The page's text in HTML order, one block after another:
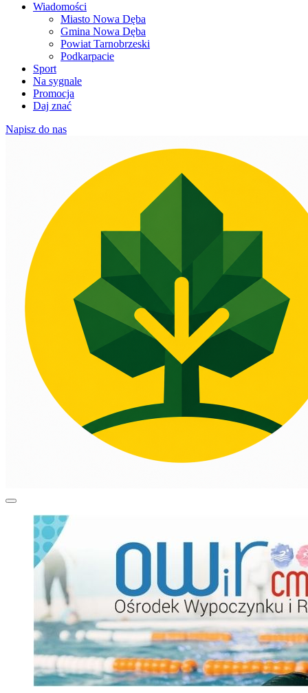
Wiadomości
Miasto Nowa Dęba
Gmina Nowa Dęba
Powiat Tarnobrzeski
Podkarpacie
Sport
Na sygnale
Promocja
Daj znać
Napisz do nas